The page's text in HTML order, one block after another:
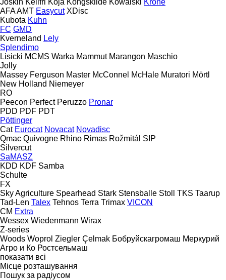
AFAAMT Easycut XDisc
Kubota Kuhn
FC GMD
Kverneland Lely
Splendimo
Lisicki MCMS Warka Mammut Marangon Maschio
Jolly
Massey Ferguson Master McConnel McHale Muratori Mörtl
New Holland Niemeyer
RO
Peecon Perfect Peruzzo Pronar
PDD PDF PDT
Pöttinger
Cat Eurocat Novacat Novadisc
Qmac Quivogne Rhino Rimas Rožmitál SIP
Silvercut
SaMASZ
KDD KDF Samba
Schulte
FX
Sky Agriculture Spearhead Stark Stensballe Stoll TKS Taarup
Tad-Len Talex Tehnos Terra Trimax VICON
CM Extra
Wessex Wiedenmann Wirax
Z-series
Woods Woprol Ziegler Çelmak Бобруйскагромаш Меркурий
Агро и Ко Ростсельмаш
показати всі
Місце розташування
Пошук за радіусом